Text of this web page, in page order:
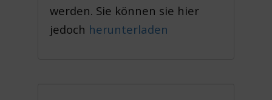
werden. Sie können sie hier
jedoch herunterladen